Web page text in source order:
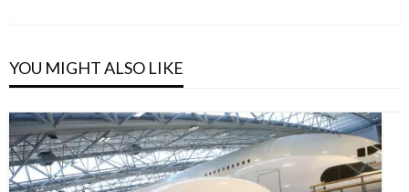
YOU MIGHT ALSO LIKE